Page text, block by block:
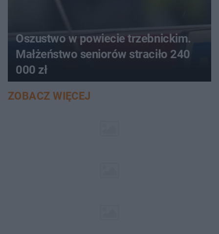
Oszustwo w powiecie trzebnickim.
Małżeństwo seniorów straciło 240
000 zł
ZOBACZ WIĘCEJ